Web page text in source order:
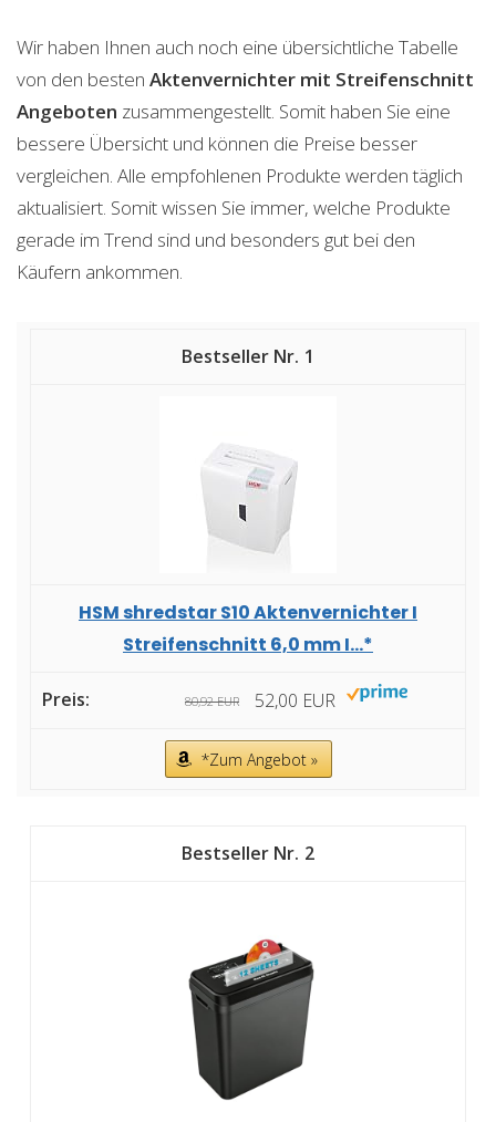
Wir haben Ihnen auch noch eine übersichtliche Tabelle
von den besten Aktenvernichter mit Streifenschnitt
Angeboten zusammengestellt. Somit haben Sie eine
bessere Übersicht und können die Preise besser
vergleichen. Alle empfohlenen Produkte werden täglich
aktualisiert. Somit wissen Sie immer, welche Produkte
gerade im Trend sind und besonders gut bei den
Käufern ankommen.
1
HSM shredstar S10 Aktenvernichter I
Streifenschnitt 6,0 mm I...*
80,92 EUR 52,00 EUR
*Zum Angebot »
2